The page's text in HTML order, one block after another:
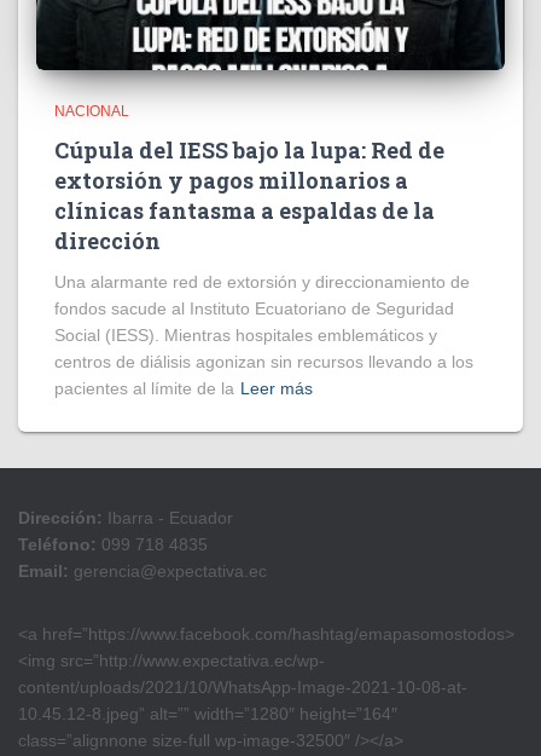
NACIONAL
Cúpula del IESS bajo la lupa: Red de
extorsión y pagos millonarios a
clínicas fantasma a espaldas de la
dirección
​Una alarmante red de extorsión y direccionamiento de
fondos sacude al Instituto Ecuatoriano de Seguridad
Social (IESS). Mientras hospitales emblemáticos y
centros de diálisis agonizan sin recursos llevando a los
pacientes al límite de la Leer más
Dirección: Ibarra - Ecuador
Teléfono: 099 718 4835
Email: gerencia@expectativa.ec
<a href=”https://www.facebook.com/hashtag/emapasomostodos>
<img src=”http://www.expectativa.ec/wp-
content/uploads/2021/10/WhatsApp-Image-2021-10-08-at-
10.45.12-8.jpeg” alt=”” width=”1280″ height=”164″
class=”alignnone size-full wp-image-32500″ /></a>